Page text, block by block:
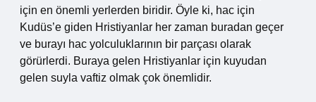
için en önemli yerlerden biridir. Öyle ki, hac için
Kudüs’e giden Hristiyanlar her zaman buradan geçer
ve burayı hac yolculuklarının bir parçası olarak
görürlerdi. Buraya gelen Hristiyanlar için kuyudan
gelen suyla vaftiz olmak çok önemlidir.